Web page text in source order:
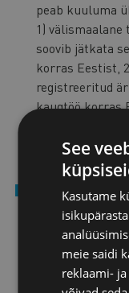
peab kuuluma
1)
soovib jätkata
korras Eestist,
registreeritud
kaugtöö korras
korras jätkata
tegevuskoht
suhe.
Tagatakse
teenustele,
Eesti
välismaalasi,
rohkem kui
See
Kasutame
meie saidi
reklaami-